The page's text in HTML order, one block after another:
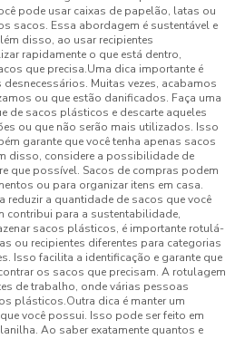
pode usar caixas de papelão, latas ou
sacos. Essa abordagem é sustentável e
disso, ao usar recipientes
rapidamente o que está dentro,
que precisa.Uma dica importante é
Muitas vezes, acabamos
ou que estão danificados. Faça uma
de sacos plásticos e descarte aqueles
ou que não serão mais utilizados. Isso
garante que você tenha apenas sacos
disso, considere a possibilidade de
que possível. Sacos de compras podem
ou para organizar itens em casa.
reduzir a quantidade de sacos que você
contribui para a sustentabilidade,
sacos plásticos, é importante rotulá-
ou recipientes diferentes para categorias
Isso facilita a identificação e garante que
os sacos que precisam. A rotulagem
de trabalho, onde várias pessoas
plásticos.Outra dica é manter um
você possui. Isso pode ser feito em
Ao saber exatamente quantos e